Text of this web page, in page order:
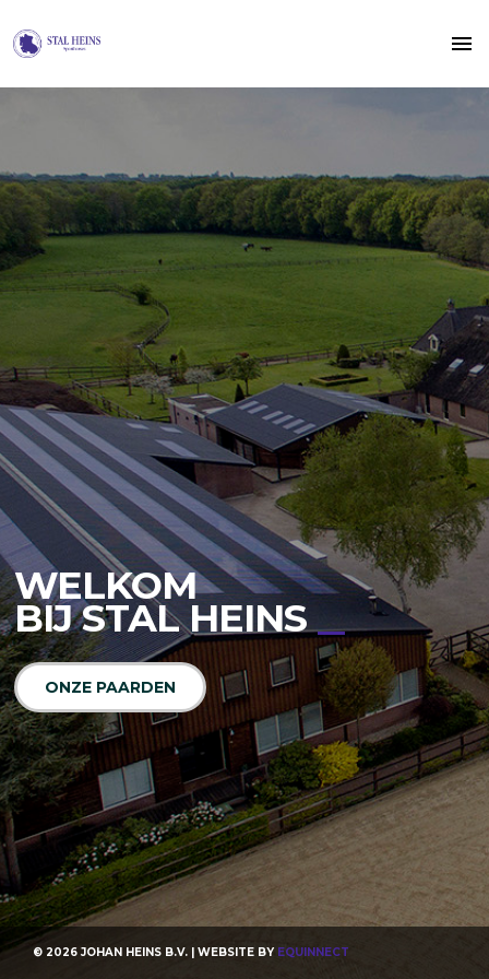
WELKOM
BIJ STAL HEINS
ONZE PAARDEN
© 2026 JOHAN HEINS B.V. | WEBSITE BY EQUINNECT